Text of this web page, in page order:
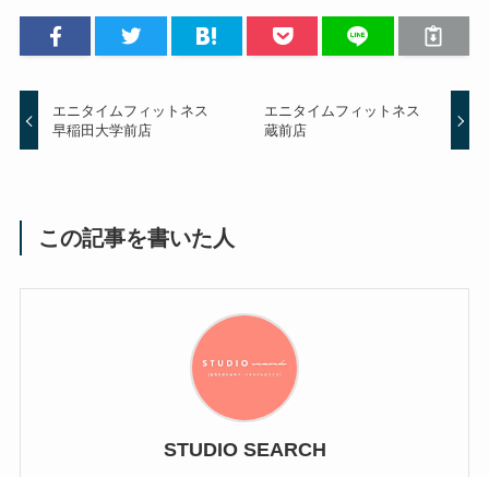
エニタイムフィットネス
早稲田大学前店
エニタイムフィットネス
蔵前店
この記事を書いた人
STUDIO SEARCH